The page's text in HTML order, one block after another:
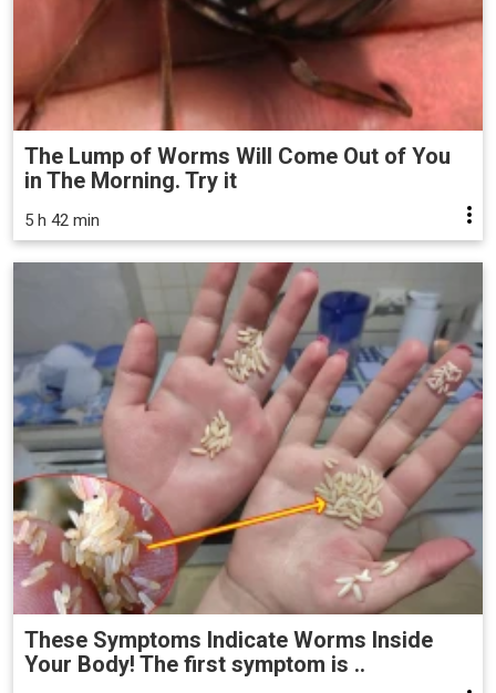
The Lump of Worms Will Come Out of You
in The Morning. Try it
5 h 42 min
These Symptoms Indicate Worms Inside
Your Body! The first symptom is ..